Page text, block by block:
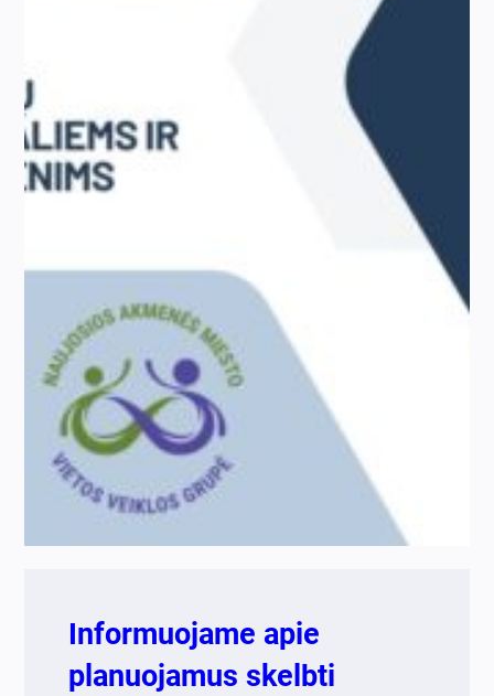
Informuojame apie
planuojamus skelbti